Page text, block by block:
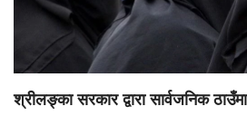
श्रीलङ्का सरकार द्वारा सार्वजनिक